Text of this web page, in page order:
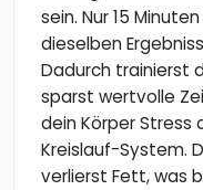
sein. Nur 15
dieselben
Dadurch trainierst
sparst wertvolle
dein Körper Stress
Kreislauf-System.
verlierst Fett, was